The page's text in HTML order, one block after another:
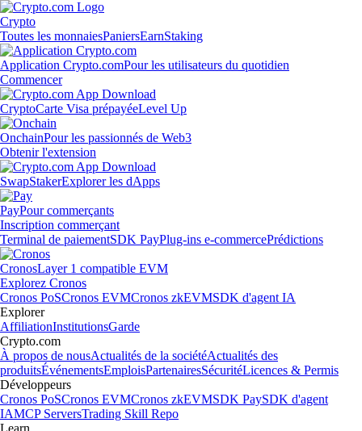
Crypto
Toutes les monnaiesPaniersEarnStaking
Application Crypto.comPour les utilisateurs du quotidien
Commencer
CryptoCarte Visa prépayéeLevel Up
OnchainPour les passionnés de Web3
Obtenir l'extension
SwapStakerExplorer les dApps
PayPour commerçants
Inscription commerçant
Terminal de paiementSDK PayPlug-ins e-commercePrédictions
CronosLayer 1 compatible EVM
Explorez Cronos
Cronos PoSCronos EVMCronos zkEVMSDK d'agent IA
Explorer
AffiliationInstitutionsGarde
Crypto.com
À propos de nousActualités de la sociétéActualités des
produitsÉvénementsEmploisPartenairesSécuritéLicences & Permis
Développeurs
Cronos PoSCronos EVMCronos zkEVMSDK PaySDK d'agent
IAMCP ServersTrading Skill Repo
Learn